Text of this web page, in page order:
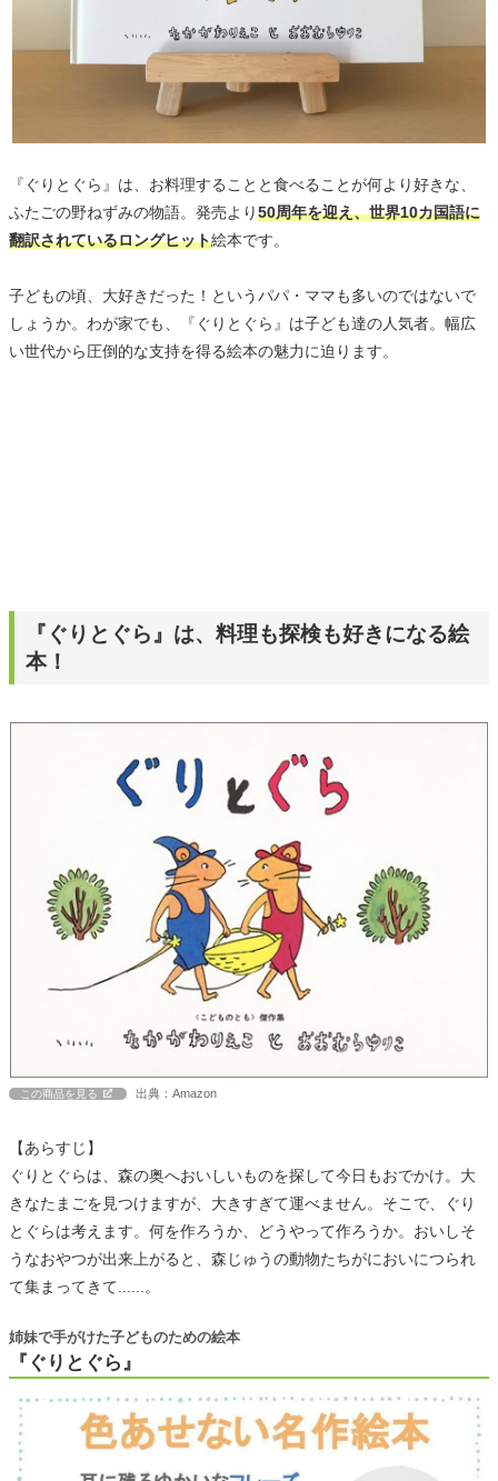
『ぐりとぐら』は、お料理することと食べることが何より好きな、
ふたごの野ねずみの物語。発売より50周年を迎え、世界10カ国語に
翻訳されているロングヒット絵本です。
子どもの頃、大好きだった！というパパ・ママも多いのではないで
しょうか。わが家でも、『ぐりとぐら』は子ども達の人気者。幅広
い世代から圧倒的な支持を得る絵本の魅力に迫ります。
『ぐりとぐら』は、料理も探検も好きになる絵
本！
この商品を見る 出典：Amazon
【あらすじ】
ぐりとぐらは、森の奥へおいしいものを探して今日もおでかけ。大
きなたまごを見つけますが、大きすぎて運べません。そこで、ぐり
とぐらは考えます。何を作ろうか、どうやって作ろうか。おいしそ
うなおやつが出来上がると、森じゅうの動物たちがにおいにつられ
て集まってきて......。
『ぐりとぐら』
姉妹で手がけた子どものための絵本